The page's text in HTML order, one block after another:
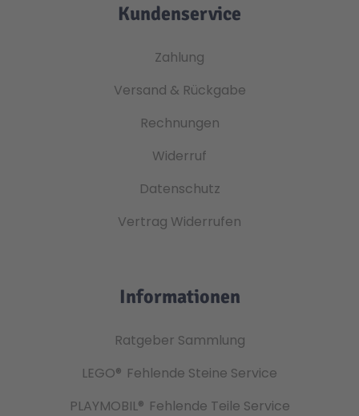
Kundenservice
Zahlung
Versand & Rückgabe
Rechnungen
Widerruf
Datenschutz
Vertrag Widerrufen
Informationen
Ratgeber Sammlung
LEGO® Fehlende Steine Service
PLAYMOBIL® Fehlende Teile Service